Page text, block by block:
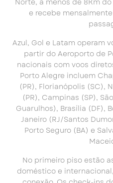
e recebe
Azul, Gol e Latam operam
partir do Aeroporto de
nacionais com voos
Porto Alegre incluem
(PR), Florianópolis (SC),
(PR), Campinas (SP),
Guarulhos), Brasília (DF),
Janeiro (RJ/Santos
Porto Seguro (BA) e
No primeiro piso estão
doméstico e